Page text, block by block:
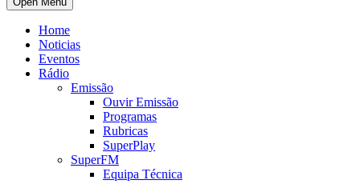
Home
Noticias
Eventos
Rádio
Emissão
Ouvir Emissão
Programas
Rubricas
SuperPlay
SuperFM
Equipa Técnica